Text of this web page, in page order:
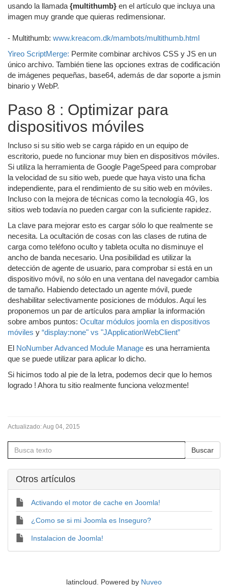
usando la llamada {multithumb} en el artículo que incluya una
imagen muy grande que quieras redimensionar.
- Multithumb: www.kreacom.dk/mambots/multithumb.html
Yireo ScriptMerge: Permite combinar archivos CSS y JS en un
único archivo. También tiene las opciones extras de codificación
de imágenes pequeñas, base64, además de dar soporte a jsmin
binario y WebP.
Paso 8 : Optimizar para
dispositivos móviles
Incluso si su sitio web se carga rápido en un equipo de
escritorio, puede no funcionar muy bien en dispositivos móviles.
Si utiliza la herramienta de Google PageSpeed ​​para comprobar
la velocidad de su sitio web, puede que haya visto una ficha
independiente, para el rendimiento de su sitio web en móviles.
Incluso con la mejora de técnicas como la tecnología 4G, los
sitios web todavía no pueden cargar con la suficiente rapidez.
La clave para mejorar esto es cargar sólo lo que realmente se
necesita. La ocultación de cosas con las clases de rutina de
carga como teléfono oculto y tableta oculta no disminuye el
ancho de banda necesario. Una posibilidad es utilizar la
detección de agente de usuario, para comprobar si está en un
dispositivo móvil, no sólo en una ventana del navegador cambia
de tamaño. Habiendo detectado un agente móvil, puede
deshabilitar selectivamente posiciones de módulos. Aquí les
proponemos un par de artículos para ampliar la información
sobre ambos puntos: Ocultar módulos joomla en dispositivos
móviles y “display:none" vs "JApplicationWebClient”
El NoNumber Advanced Module Manage es una herramienta
que se puede utilizar para aplicar lo dicho.
Si hicimos todo al pie de la letra, podemos decir que lo hemos
logrado ! Ahora tu sitio realmente funciona velozmente!
Actualizado:Aug 04, 2015
Otros artí­culos
Activando el motor de cache en Joomla!
¿Como se si mi Joomla es Inseguro?
Instalacion de Joomla!
latincloud. Powered by Nuveo